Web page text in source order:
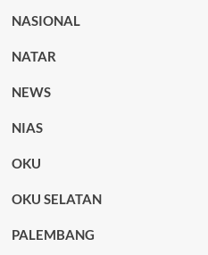
NASIONAL
NATAR
NEWS
NIAS
OKU
OKU SELATAN
PALEMBANG